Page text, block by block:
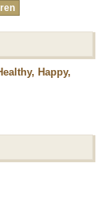
Happy,